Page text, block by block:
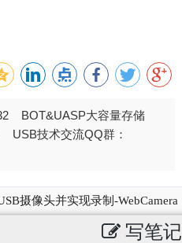
BOT&UASP大容量存储
USB技术交流QQ群：
摄像头并实现录制-WebCamera
写笔记